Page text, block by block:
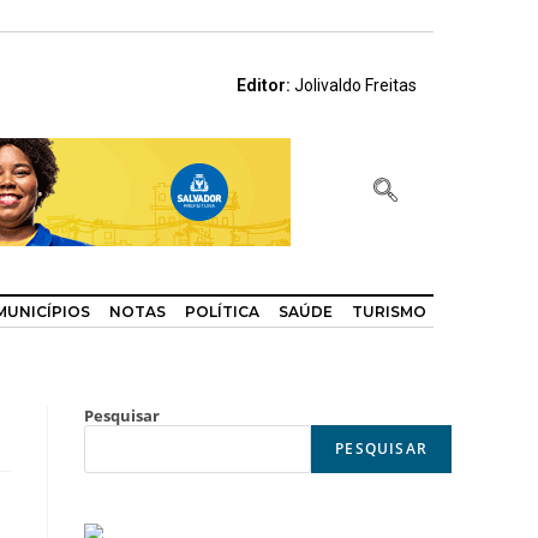
Editor:Jolivaldo Freitas
NOTAS POLÍTICA SAÚDE TURISMO
Pesquisar
PESQUISAR